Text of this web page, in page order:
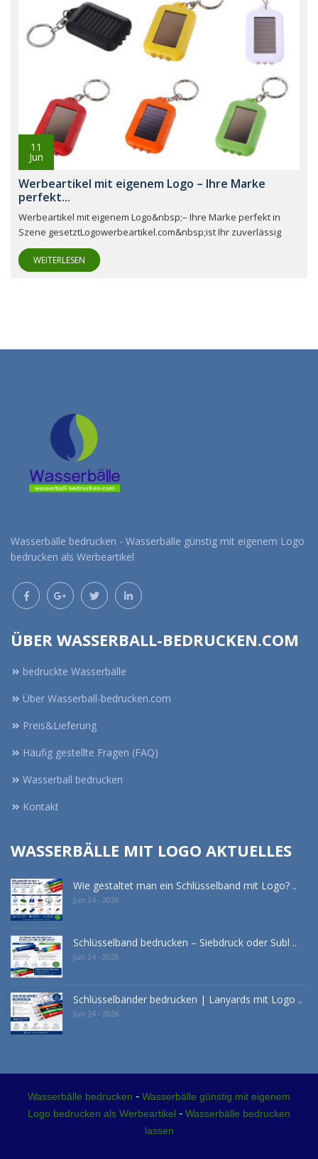
11
Jun
Werbeartikel mit eigenem Logo – Ihre Marke
perfekt...
Werbeartikel mit eigenem Logo&nbsp;– Ihre Marke perfekt in
Szene gesetztLogowerbeartikel.com&nbsp;ist Ihr zuverlässig
WEITERLESEN
Wasserbälle bedrucken - Wasserbälle günstig mit eigenem Logo
bedrucken als Werbeartikel
ÜBER WASSERBALL-BEDRUCKEN.COM
bedruckte Wasserbälle
Über Wasserball-bedrucken.com
Preis&Lieferung
Häufig gestellte Fragen (FAQ)
Wasserball bedrucken
Kontakt
WASSERBÄLLE MIT LOGO AKTUELLES
Wie gestaltet man ein Schlüsselband mit Logo? ..
Jun 24 - 2026
Schlüsselband bedrucken – Siebdruck oder Subl ..
Jun 24 - 2026
Schlüsselbänder bedrucken | Lanyards mit Logo ..
Jun 24 - 2026
Wasserbälle bedrucken - Wasserbälle günstig mit eigenem
Logo bedrucken als Werbeartikel - Wasserbälle bedrucken
lassen